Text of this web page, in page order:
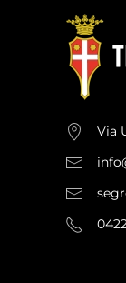
Via